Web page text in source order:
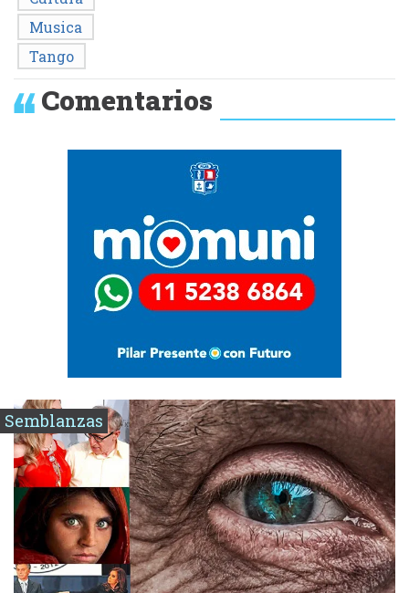
Musica
Tango
Comentarios
Semblanzas